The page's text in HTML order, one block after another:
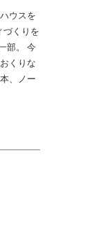
ウスを
づくりを
部。 今
くりな
、ノー